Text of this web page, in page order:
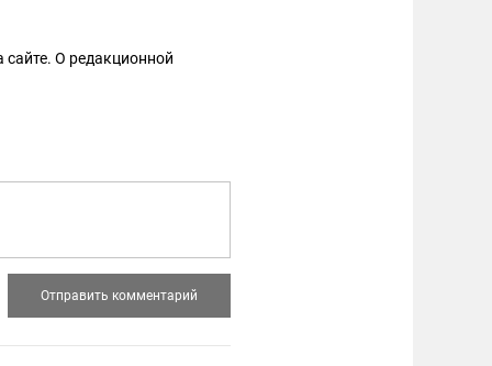
сайте. О редакционной